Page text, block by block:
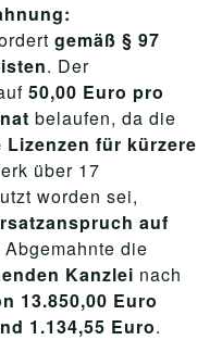
gemäß § 97
. Der
50,00 Euro pro
belaufen, da die
Lizenzen für kürzere
über 17
worden sei,
auf
die
Kanzlei nach
13.850,00 Euro
1.134,55 Euro.